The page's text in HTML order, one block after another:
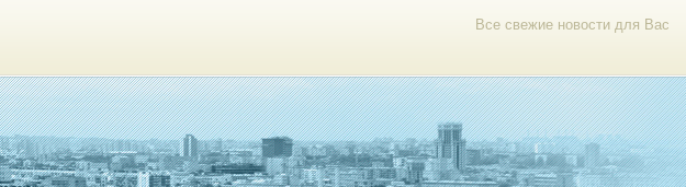
Все свежие новости для Вас